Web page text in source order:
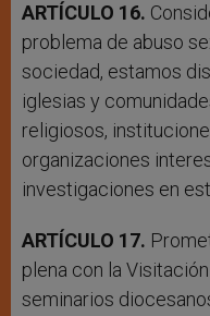
ARTÍCULO 16.
problema de abuso
sociedad, estamos
iglesias y
religiosos,
organizaciones
investigaciones en
ARTÍCULO 17.
plena con la
seminarios